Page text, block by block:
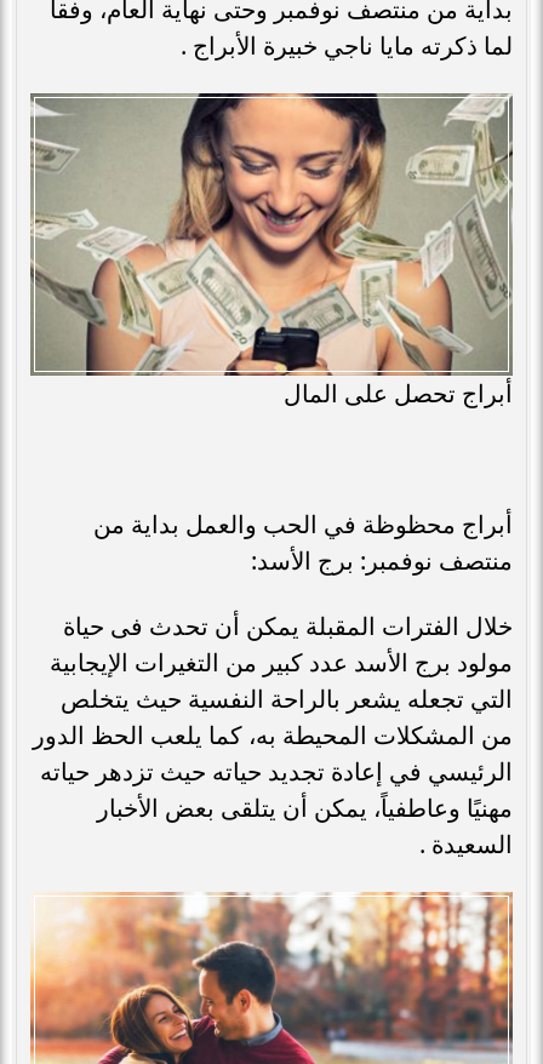
بداية من منتصف نوفمبر وحتى نهاية العام، وفقاً
لما ذكرته مايا ناجي خبيرة الأبراج .
أبراج تحصل على المال
أبراج محظوظة في الحب والعمل بداية من
منتصف نوفمبر: برج الأسد:
خلال الفترات المقبلة يمكن أن تحدث فى حياة
مولود برج الأسد عدد كبير من التغيرات الإيجابية
التي تجعله يشعر بالراحة النفسية حيث يتخلص
من المشكلات المحيطة به، كما يلعب الحظ الدور
الرئيسي في إعادة تجديد حياته حيث تزدهر حياته
مهنيًا وعاطفياً، يمكن أن يتلقى بعض الأخبار
السعيدة .